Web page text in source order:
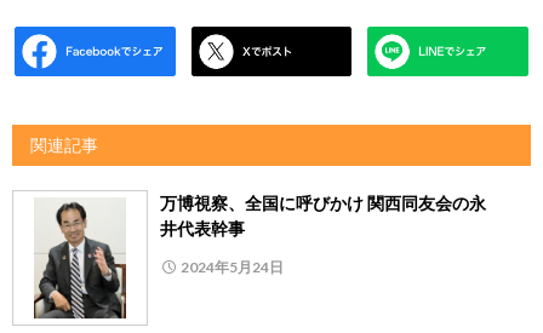
関連記事
万博視察、全国に呼びかけ 関西同友会の永
井代表幹事
2024年5月24日